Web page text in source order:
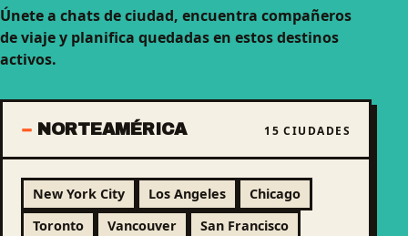
Únete a chats de ciudad, encuentra compañeros
de viaje y planifica quedadas en estos destinos
activos.
NORTEAMÉRICA 15 CIUDADES
New York City Los Angeles
Chicago
Toronto
Vancouver
San Francisco